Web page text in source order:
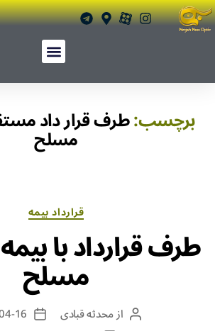
برچسب:طرف قرار داد
مسلح
قرارداد بیمه
طرف قرارداد با
مسلح
ازمحدثه قبادی
16